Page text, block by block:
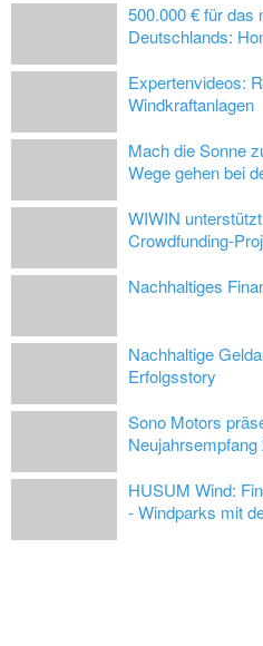
500.000 € für das
Deutschlands:
Expertenvideos:
Windkraftanlagen
Mach die Sonne
Wege gehen bei
WIWIN
Crowdfunding-
Nachhaltiges
Nachhaltige
Erfolgsstory
Sono Motors
Neujahrsempfang
HUSUM Wind:
- Windparks mit